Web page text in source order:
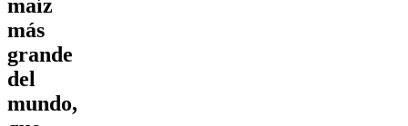
maíz
más
grande
del
mundo,